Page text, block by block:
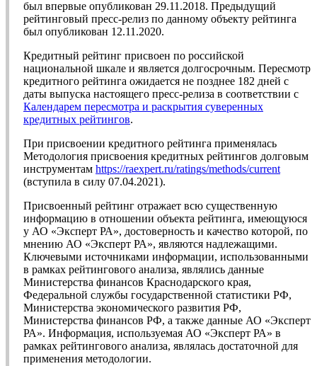
был впервые опубликован 29.11.2018. Предыдущий
рейтинговый пресс-релиз по данному объекту рейтинга
был опубликован 12.11.2020.
Кредитный рейтинг присвоен по российской
национальной шкале и является долгосрочным. Пересмотр
кредитного рейтинга ожидается не позднее 182 дней с
даты выпуска настоящего пресс-релиза в соответствии с
Календарем пересмотра и раскрытия суверенных
кредитных рейтингов.
При присвоении кредитного рейтинга применялась
Методология присвоения кредитных рейтингов долговым
инструментам https://raexpert.ru/ratings/methods/current
(вступила в силу 07.04.2021).
Присвоенный рейтинг отражает всю существенную
информацию в отношении объекта рейтинга, имеющуюся
у АО «Эксперт РА», достоверность и качество которой, по
мнению АО «Эксперт РА», являются надлежащими.
Ключевыми источниками информации, использованными
в рамках рейтингового анализа, являлись данные
Министерства финансов Краснодарского края,
Федеральной службы государственной статистики РФ,
Министерства экономического развития РФ,
Министерства финансов РФ, а также данные АО «Эксперт
РА». Информация, используемая АО «Эксперт РА» в
рамках рейтингового анализа, являлась достаточной для
применения методологии.